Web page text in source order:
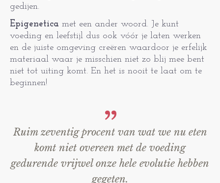
gedijen.
Epigenetica met een ander woord. Je kunt
voeding en leefstijl dus ook vóór je laten werken
en de juiste omgeving creëren waardoor je erfelijk
materiaal waar je misschien niet zo blij mee bent
niet tot uiting komt. En het is nooit te laat om te
beginnen!
Ruim zeventig procent van wat we nu eten
komt niet overeen met de voeding
gedurende vrijwel onze hele evolutie hebben
gegeten.